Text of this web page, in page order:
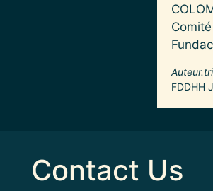
FDDHH
Contact Us